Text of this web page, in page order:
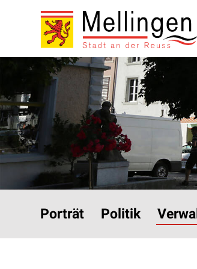
Navigieren in
Schnellnavigation
Porträt
Politik